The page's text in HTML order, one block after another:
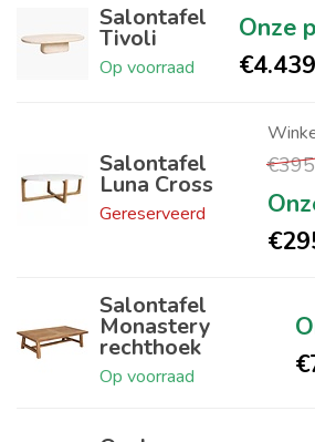
Salontafel
Tivoli
Op voorraad
Salontafel
Luna Cross
Gereserveerd
Salontafel
Monastery
rechthoek
Op voorraad